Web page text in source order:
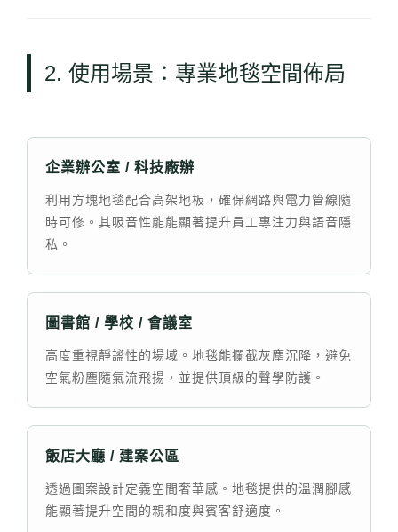
2. 使用場景：專業地毯空間佈局
企業辦公室 / 科技廠辦
利用方塊地毯配合高架地板，確保網路與電力管線隨
時可修。其吸音性能能顯著提升員工專注力與語音隱
私。
圖書館 / 學校 / 會議室
高度重視靜謐性的場域。地毯能攔截灰塵沉降，避免
空氣粉塵隨氣流飛揚，並提供頂級的聲學防護。
飯店大廳 / 建案公區
透過圖案設計定義空間奢華感。地毯提供的溫潤腳感
能顯著提升空間的親和度與賓客舒適度。